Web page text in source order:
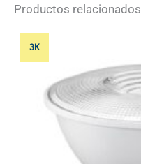
Productos relacionados
3K